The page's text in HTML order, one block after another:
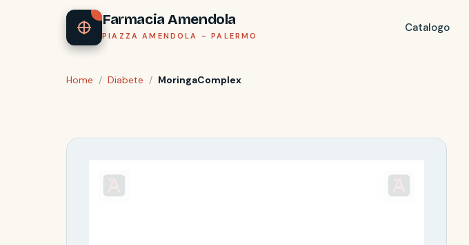
Farmacia Amendola
PIAZZA AMENDOLA - PALERMO
Catalogo
Home / Diabete / MoringaComplex